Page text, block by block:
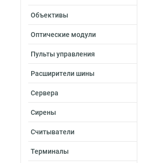
Объективы
Оптические модули
Пульты управления
Расширители шины
Сервера
Сирены
Считыватели
Терминалы